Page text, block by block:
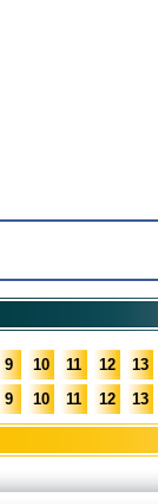
9 10 11 12 13
9 10 11 12 13